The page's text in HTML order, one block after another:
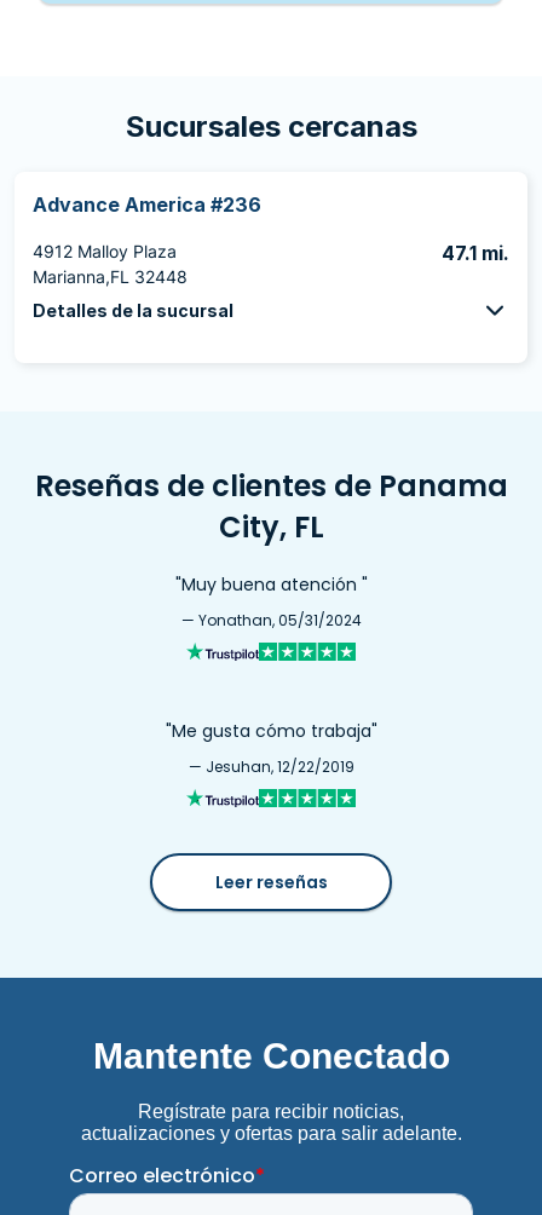
Sucursales cercanas
Advance America #236
4912 Malloy Plaza
Marianna,FL 32448
47.1 mi.
Detalles de la sucursal
Reseñas de clientes de Panama
City, FL
"Muy buena atención "
— Yonathan, 05/31/2024
"Me gusta cómo trabaja"
— Jesuhan, 12/22/2019
Leer reseñas